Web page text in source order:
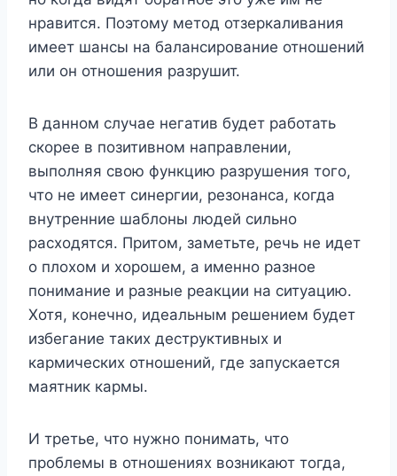
нравится. Поэтому метод отзеркаливания
имеет шансы на балансирование отношений
или он отношения разрушит.
В данном случае негатив будет работать
скорее в позитивном направлении,
выполняя свою функцию разрушения того,
что не имеет синергии, резонанса, когда
внутренние шаблоны людей сильно
расходятся. Притом, заметьте, речь не идет
о плохом и хорошем, а именно разное
понимание и разные реакции на ситуацию.
Хотя, конечно, идеальным решением будет
избегание таких деструктивных и
кармических отношений, где запускается
маятник кармы.
И третье, что нужно понимать, что
проблемы в отношениях возникают тогда,